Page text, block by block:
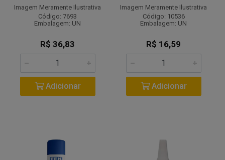
Imagem Meramente Ilustrativa
Código: 7693
Embalagem: UN
R$ 36,83
Adicionar
Imagem Meramente Ilustrativa
Código: 10536
Embalagem: UN
R$ 16,59
Adicionar